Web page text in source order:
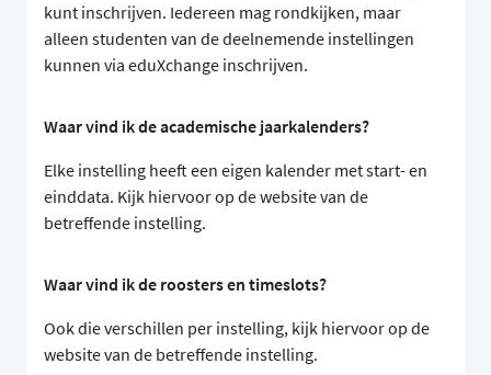
kunt inschrijven. Iedereen mag rondkijken, maar
alleen studenten van de deelnemende instellingen
kunnen via eduXchange inschrijven.
Waar vind ik de academische jaarkalenders?
Elke instelling heeft een eigen kalender met start- en
einddata. Kijk hiervoor op de website van de
betreffende instelling.
Waar vind ik de roosters en timeslots?
Ook die verschillen per instelling, kijk hiervoor op de
website van de betreffende instelling.